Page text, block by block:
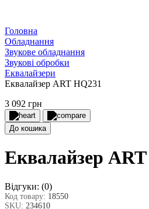
Головна
Обладнання
Звукове обладнання
Звукові обробки
Еквалайзери
Еквалайзер ART HQ231
3 092 грн
До кошика
Еквалайзер
Відгуки: (0)
Код товару: 18550
SKU: 234610